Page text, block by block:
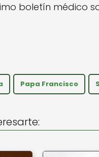
boletín médico
Papa Francisco